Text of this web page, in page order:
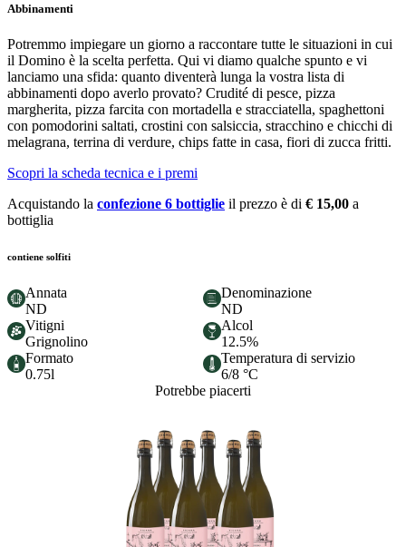
Abbinamenti
Potremmo impiegare un giorno a raccontare tutte le situazioni in cui
il Domino è la scelta perfetta. Qui vi diamo qualche spunto e vi
lanciamo una sfida: quanto diventerà lunga la vostra lista di
abbinamenti dopo averlo provato? Crudité di pesce, pizza
margherita, pizza farcita con mortadella e stracciatella, spaghettoni
con pomodorini saltati, crostini con salsiccia, stracchino e chicchi di
melagrana, terrina di verdure, chips fatte in casa, fiori di zucca fritti.
Scopri la scheda tecnica e i premi
Acquistando la confezione 6 bottiglie il prezzo è di € 15,00 a
bottiglia
contiene solfiti
Annata
ND
Denominazione
ND
Vitigni
Grignolino
Alcol
12.5%
Formato
0.75l
Temperatura di servizio
6/8 °C
Potrebbe piacerti